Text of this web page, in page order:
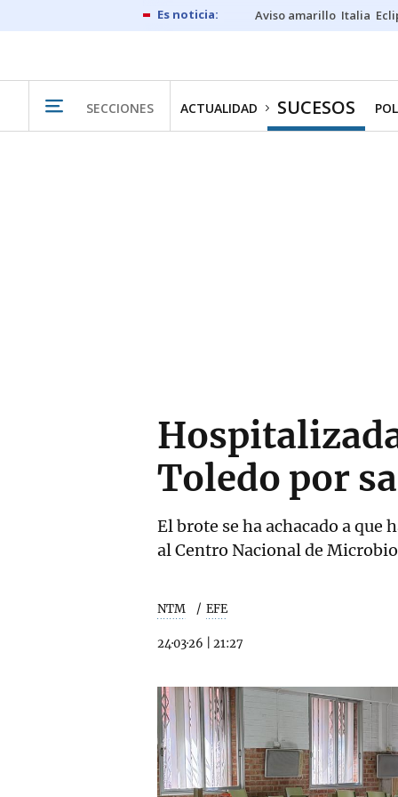
Aviso amarillo Italia
SECCIONES ACTUALIDAD SUCESOS
Toledo por
El brote se ha achacado a
al Centro Nacional de
NTM EFE
24·03·26 21:27